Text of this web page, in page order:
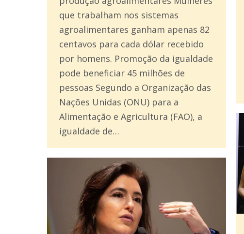
que trabalham nos sistemas
agroalimentares ganham apenas 82
centavos para cada dólar recebido
por homens. Promoção da igualdade
pode beneficiar 45 milhões de
pessoas Segundo a Organização das
Nações Unidas (ONU) para a
Alimentação e Agricultura (FAO), a
igualdade de…